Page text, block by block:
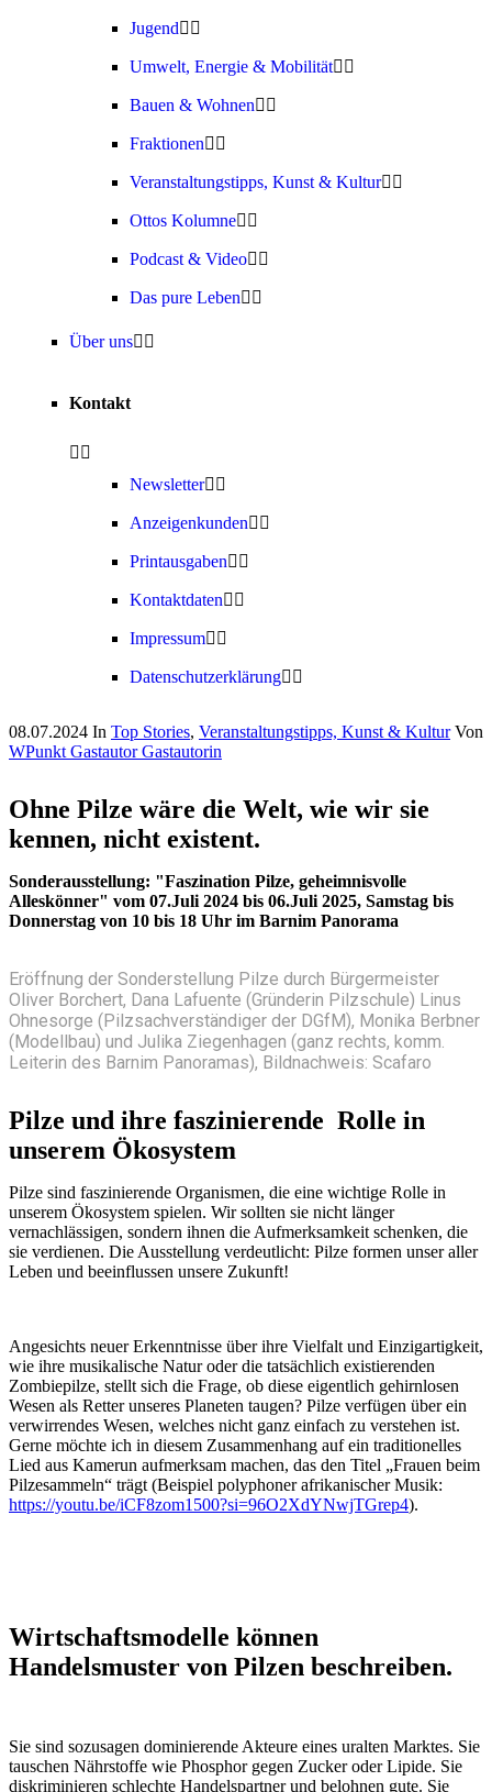
Jugend
Umwelt, Energie & Mobilität
Bauen & Wohnen
Fraktionen
Veranstaltungstipps, Kunst & Kultur
Ottos Kolumne
Podcast & Video
Das pure Leben
Über uns
Kontakt
Newsletter
Anzeigenkunden
Printausgaben
Kontaktdaten
Impressum
Datenschutzerklärung
08.07.2024 In Top Stories, Veranstaltungstipps, Kunst & Kultur Von
WPunkt Gastautor Gastautorin
Ohne Pilze wäre die Welt, wie wir sie
kennen, nicht existent.
Sonderausstellung: "Faszination Pilze, geheimnisvolle
Alleskönner" vom 07.Juli 2024 bis 06.Juli 2025, Samstag bis
Donnerstag von 10 bis 18 Uhr im Barnim Panorama
Eröffnung der Sonderstellung Pilze durch Bürgermeister
Oliver Borchert, Dana Lafuente (Gründerin Pilzschule) Linus
Ohnesorge (Pilzsachverständiger der DGfM), Monika Berbner
(Modellbau) und Julika Ziegenhagen (ganz rechts, komm.
Leiterin des Barnim Panoramas), Bildnachweis: Scafaro
Pilze und ihre faszinierende Rolle in
unserem Ökosystem
Pilze sind faszinierende Organismen, die eine wichtige Rolle in
unserem Ökosystem spielen. Wir sollten sie nicht länger
vernachlässigen, sondern ihnen die Aufmerksamkeit schenken, die
sie verdienen. Die Ausstellung verdeutlicht: Pilze formen unser aller
Leben und beeinflussen unsere Zukunft!
Angesichts neuer Erkenntnisse über ihre Vielfalt und Einzigartigkeit,
wie ihre musikalische Natur oder die tatsächlich existierenden
Zombiepilze, stellt sich die Frage, ob diese eigentlich gehirnlosen
Wesen als Retter unseres Planeten taugen? Pilze verfügen über ein
verwirrendes Wesen, welches nicht ganz einfach zu verstehen ist.
Gerne möchte ich in diesem Zusammenhang auf ein traditionelles
Lied aus Kamerun aufmerksam machen, das den Titel „Frauen beim
Pilzesammeln“ trägt (Beispiel polyphoner afrikanischer Musik:
https://youtu.be/iCF8zom1500?si=96O2XdYNwjTGrep4).
Wirtschaftsmodelle können
Handelsmuster von Pilzen beschreiben.
Sie sind sozusagen dominierende Akteure eines uralten Marktes. Sie
tauschen Nährstoffe wie Phosphor gegen Zucker oder Lipide. Sie
diskriminieren schlechte Handelspartner und belohnen gute. Sie